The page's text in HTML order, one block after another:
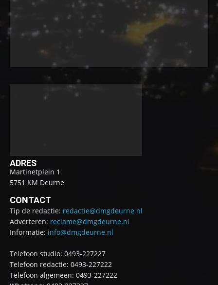
ADRES
Martinetplein 1
5751 KM Deurne
CONTACT
Tip de redactie: redactie@dmgdeurne.nl
Adverteren: reclame@dmgdeurne.nl
Informatie: info@dmgdeurne.nl
Telefoon studio: 0493-227227
Telefoon redactie: 0493-227222
Telefoon algemeen: 0493-227222